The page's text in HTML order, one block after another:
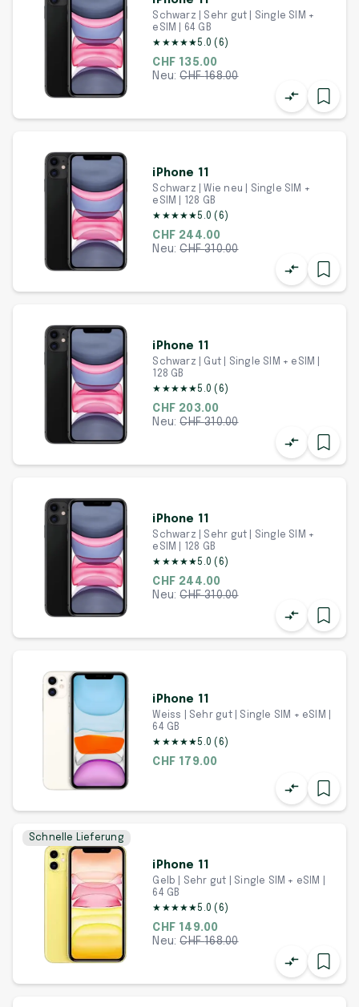
Schwarz | Sehr gut | Single SIM +
eSIM | 64 GB
★ ★★★★5.0 ( 6 )
CHF 135.00
Neu:CHF168.00
iPhone 11
Schwarz | Wie neu | Single SIM +
eSIM | 128 GB
★ ★★★★5.0 ( 6 )
CHF 244.00
Neu:CHF310.00
iPhone 11
Schwarz | Gut | Single SIM + eSIM |
128 GB
★ ★★★★5.0 ( 6 )
CHF 203.00
Neu:CHF310.00
iPhone 11
Schwarz | Sehr gut | Single SIM +
eSIM | 128 GB
★ ★★★★5.0 ( 6 )
CHF 244.00
Neu:CHF310.00
iPhone 11
Weiss | Sehr gut | Single SIM + eSIM |
64 GB
★ ★★★★5.0 ( 6 )
CHF 179.00
Schnelle Lieferung
iPhone 11
Gelb | Sehr gut | Single SIM + eSIM |
64 GB
★ ★★★★5.0 ( 6 )
CHF 149.00
Neu:CHF168.00